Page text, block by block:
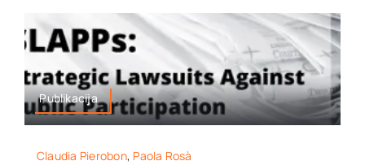
Publikacija
Claudia Pierobon, Paola Rosà